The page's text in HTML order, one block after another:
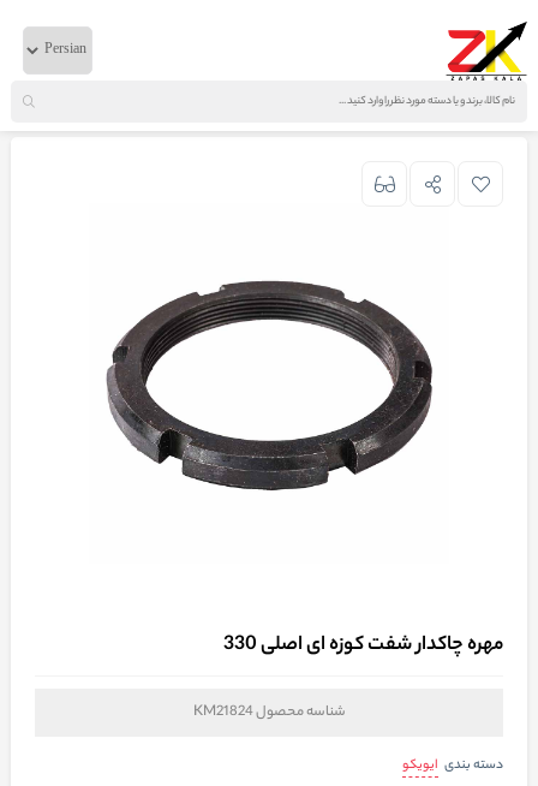
خانه لوازم دیفرانسیل ایویکو
مهره چاکدار شفت کوزه ای اصلی 330
شناسه محصولKM21824
دسته بندی ایویکو